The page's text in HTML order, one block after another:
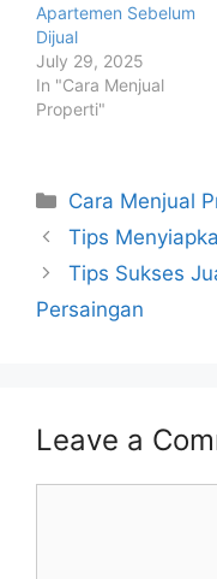
Apartemen Sebelum
Dijual
July 29, 2025
In "Cara Menjual
Properti"
Categories
Cara Menjual
Post
navigation
Tips
Tips Sukses
Persaingan
Leave a